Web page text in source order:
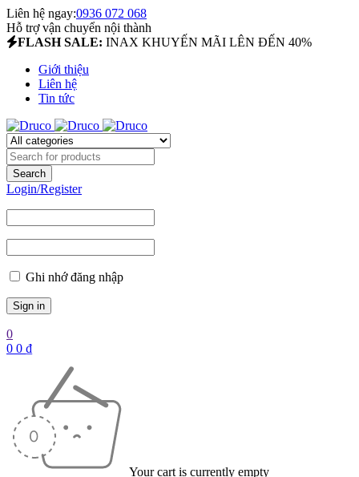
Liên hệ ngay:0936 072 068
Hỗ trợ vận chuyển nội thành
FLASH SALE: INAX KHUYẾN MÃI LÊN ĐẾN 40%
Giới thiệu
Liên hệ
Tin tức
Login/Register
Ghi nhớ đăng nhập
0
0 0 ₫
Your cart is currently empty